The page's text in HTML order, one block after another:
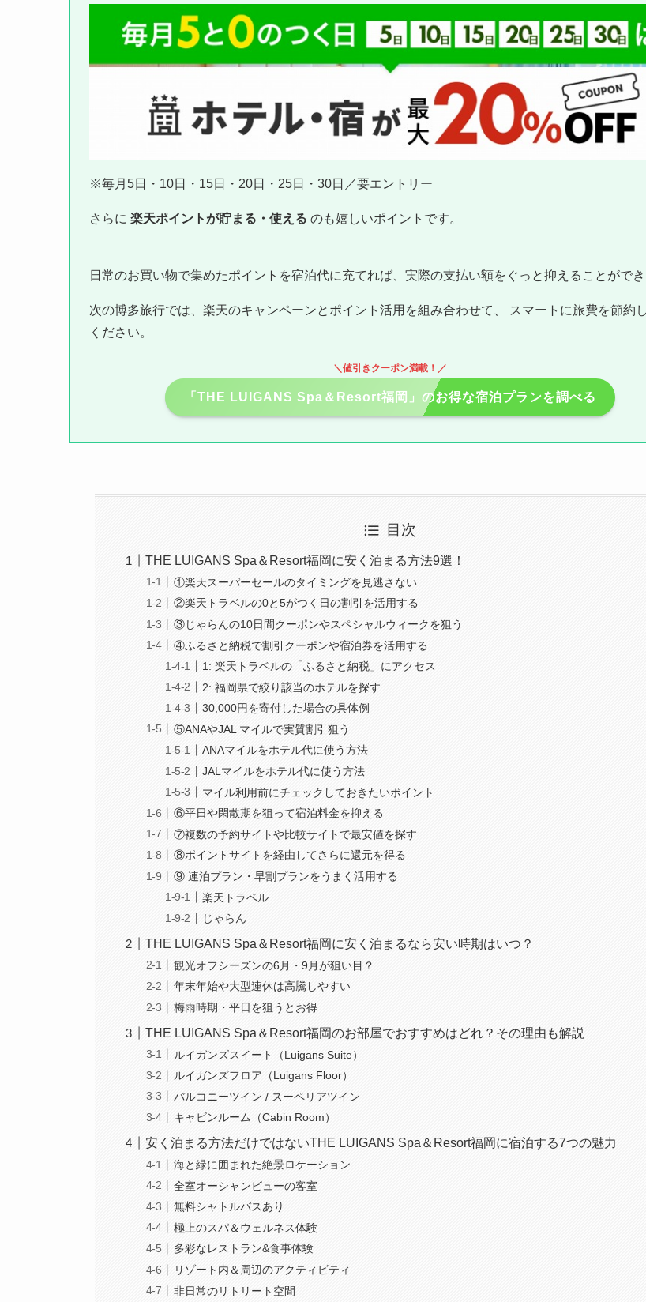
※毎月5日・10日・15日・20日・25日・30日／要エントリー
さらに 楽天ポイントが貯まる・使える のも嬉しいポイントです。
日常のお買い物で集めたポイントを宿泊代に充てれば、実際の支払い額をぐっと抑えることができ
次の博多旅行では、楽天のキャンペーンとポイント活用を組み合わせて、 スマートに旅費を節約
ください。
＼値引きクーポン満載！／
「THE LUIGANS Spa＆Resort福岡」のお得な宿泊プランを調べる
目次
THE LUIGANS Spa＆Resort福岡に安く泊まる方法9選！
①楽天スーパーセールのタイミングを見逃さない
②楽天トラベルの0と5がつく日の割引を活用する
③じゃらんの10日間クーポンやスペシャルウィークを狙う
④ふるさと納税で割引クーポンや宿泊券を活用する
1: 楽天トラベルの「ふるさと納税」にアクセス
2: 福岡県で絞り該当のホテルを探す
30,000円を寄付した場合の具体例
⑤ANAやJAL マイルで実質割引狙う
ANAマイルをホテル代に使う方法
JALマイルをホテル代に使う方法
マイル利用前にチェックしておきたいポイント
⑥平日や閑散期を狙って宿泊料金を抑える
⑦複数の予約サイトや比較サイトで最安値を探す
⑧ポイントサイトを経由してさらに還元を得る
⑨ 連泊プラン・早割プランをうまく活用する
楽天トラベル
じゃらん
THE LUIGANS Spa＆Resort福岡に安く泊まるなら安い時期はいつ？
観光オフシーズンの6月・9月が狙い目？
年末年始や大型連休は高騰しやすい
梅雨時期・平日を狙うとお得
THE LUIGANS Spa＆Resort福岡のお部屋でおすすめはどれ？その理由も解説
ルイガンズスイート（Luigans Suite）
ルイガンズフロア（Luigans Floor）
バルコニーツイン / スーペリアツイン
キャビンルーム（Cabin Room）
安く泊まる方法だけではないTHE LUIGANS Spa＆Resort福岡に宿泊する7つの魅力
海と緑に囲まれた絶景ロケーション
全室オーシャンビューの客室
無料シャトルバスあり
極上のスパ＆ウェルネス体験 —
多彩なレストラン&食事体験
リゾート内＆周辺のアクティビティ
非日常のリトリート空間